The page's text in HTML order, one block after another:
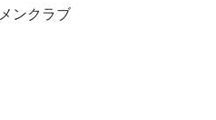
ンクラブ